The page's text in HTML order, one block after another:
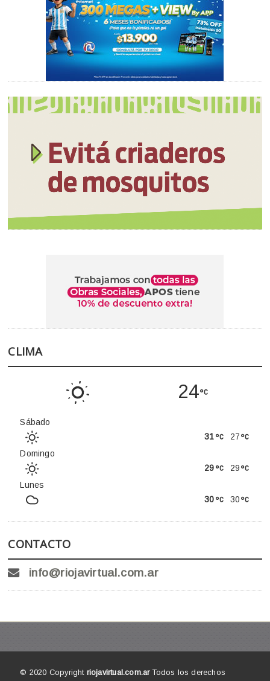
CLIMA
24
Sábado
27
31
Domingo
29
29
Lunes
30
30
CONTACTO
info@riojavirtual.com.ar
© 2020 Copyright riojavirtual.com.arTodos los derechos